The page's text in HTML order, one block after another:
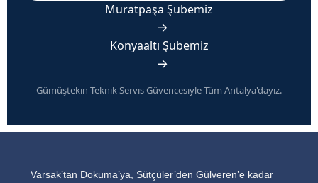
Muratpaşa Şubemiz
→
Konyaaltı Şubemiz
→
Gümüştekin Teknik Servis Güvencesiyle Tüm Antalya'dayız.
Varsak’tan Dokuma’ya, Sütçüler’den Gülveren’e kadar